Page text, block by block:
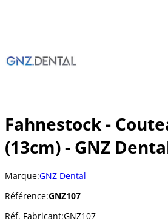
Fahnestock -
(13cm) - GNZ
Marque:GNZ Dental
Référence:GNZ107
Réf. Fabricant:GNZ107